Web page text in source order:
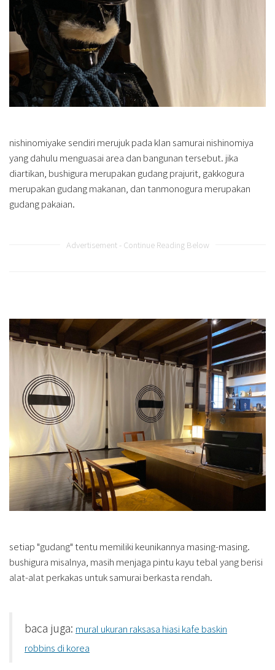
nishinomiyake sendiri merujuk pada klan samurai nishinomiya
yang dahulu menguasai area dan bangunan tersebut. jika
diartikan, bushigura merupakan gudang prajurit, gakkogura
merupakan gudang makanan, dan tanmonogura merupakan
gudang pakaian.
Advertisement - Continue Reading Below
setiap "gudang" tentu memiliki keunikannya masing-masing.
bushigura misalnya, masih menjaga pintu kayu tebal yang berisi
alat-alat perkakas untuk samurai berkasta rendah.
baca juga: mural ukuran raksasa hiasi kafe baskin
robbins di korea